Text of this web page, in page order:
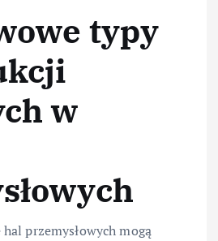
typy
w
przemysłowych mogą